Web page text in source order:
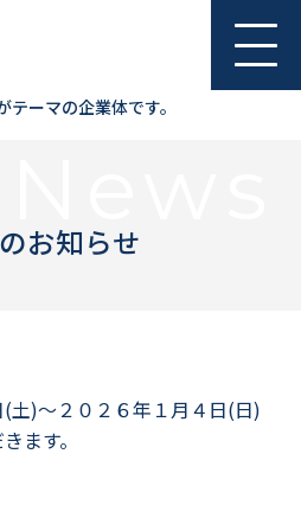
テーマの企業体です。
お知らせ
土)～２０２６年１月４日(日)
ます。